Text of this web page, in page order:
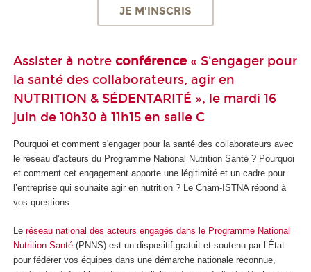
JE M'INSCRIS
Assister à notre conférence« S'engager pour
la santé des collaborateurs, agir en
NUTRITION & SÉDENTARITÉ », le mardi 16
juin de 10h30 à 11h15 en salle C
Pourquoi et comment s'engager pour la santé des collaborateurs avec
le réseau d'acteurs du Programme National Nutrition Santé ? Pourquoi
et comment cet engagement apporte une légitimité et un cadre pour
l’entreprise qui souhaite agir en nutrition ? Le Cnam-ISTNA répond à
vos questions.
Le réseau national des acteurs engagés dans le Programme National
Nutrition Santé (PNNS) est un dispositif gratuit et soutenu par l’État
pour fédérer vos équipes dans une démarche nationale reconnue,